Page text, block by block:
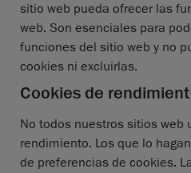
sitio web pueda ofrecer las
web. Son esenciales para
funciones del sitio web y no
cookies ni excluirlas.
Cookies de
No todos nuestros sitios web
rendimiento. Los que lo
de preferencias de cookies.